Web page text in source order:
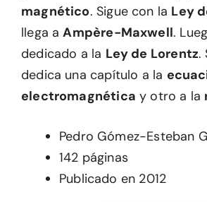
magnético. Sigue con la Ley
llega aAmpère-Maxwell.
dedicado a la Ley de Lorentz.
dedica una capítulo a la
electromagnética y otro a la
Pedro Gómez-Esteban
142 páginas
Publicado en 2012